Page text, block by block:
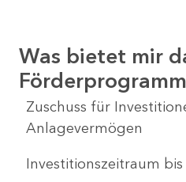
Was bietet mir
Zuschuss für
Anlagevermögen
Investitionszeitraum